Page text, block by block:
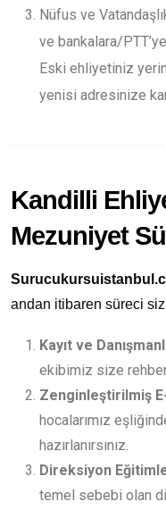
Nüfus ve
ve bankalara/
Eski ehliyetiniz
yenisi adresinize
Kandilli
Mezuniyet
andan itibaren süreci
Kayıt ve
ekibimiz size
Zenginleştirilmiş
hocalarımız
hazırlanırsınız.
Direksiyon
temel sebebi olan